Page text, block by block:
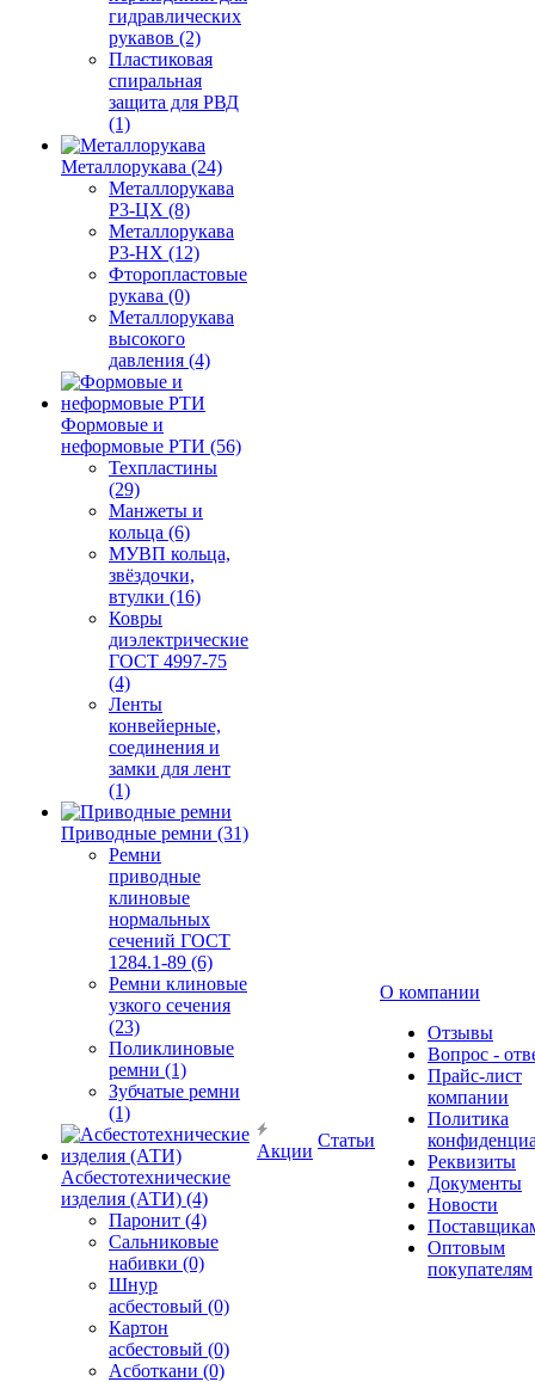
гидравлических
рукавов (2)
Пластиковая
спиральная
защита для РВД
(1)
Металлорукава (24)
Металлорукава
Р3-ЦХ (8)
Металлорукава
Р3-НХ (12)
Фторопластовые
рукава (0)
Металлорукава
высокого
давления (4)
Формовые и
неформовые РТИ (56)
Техпластины
(29)
Манжеты и
кольца (6)
МУВП кольца,
звёздочки,
втулки (16)
Ковры
диэлектрические
ГОСТ 4997-75
(4)
Ленты
конвейерные,
соединения и
замки для лент
(1)
Приводные ремни (31)
Ремни
приводные
клиновые
нормальных
сечений ГОСТ
1284.1-89 (6)
Ремни клиновые
узкого сечения
(23)
Поликлиновые
ремни (1)
Зубчатые ремни
(1)
Асбестотехнические
изделия (АТИ) (4)
Паронит (4)
Сальниковые
набивки (0)
Шнур
асбестовый (0)
Картон
асбестовый (0)
Асботкани (0)
Акции
Статьи
О компании
Отзывы
Вопрос -
Прайс-лист
компании
Политика
Реквизиты
Документы
Новости
Оптовым
покупателям